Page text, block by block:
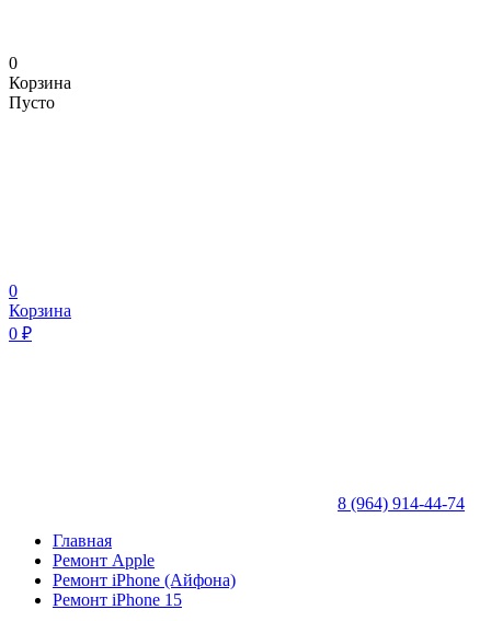
0
Корзина
Пусто
0
Корзина
0 ₽
8 (964) 914-44-74
Главная
Ремонт Apple
Ремонт iPhone (Айфона)
Ремонт iPhone 15